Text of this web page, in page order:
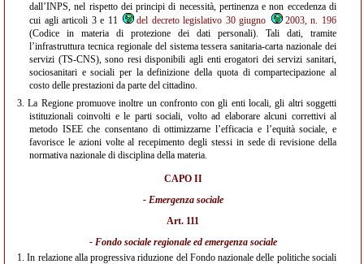
dall’INPS, nel rispetto dei principi di necessità, pertinenza e non eccedenza di
cui agli articoli 3 e 11
del decreto legislativo 30 giugno
2003, n. 196
(Codice in materia di protezione dei dati personali). Tali dati, tramite
l’infrastruttura tecnica regionale del sistema tessera sanitaria-carta nazionale dei
servizi (TS-CNS), sono resi disponibili agli enti erogatori dei servizi sanitari,
sociosanitari e sociali per la definizione della quota di compartecipazione al
costo delle prestazioni da parte del cittadino.
3. La Regione promuove inoltre un confronto con gli enti locali, gli altri soggetti
istituzionali coinvolti e le parti sociali, volto ad elaborare alcuni correttivi al
metodo ISEE che consentano di ottimizzarne l’efficacia e l’equità sociale, e
favorisce le azioni volte al recepimento degli stessi in sede di revisione della
normativa nazionale di disciplina della materia.
CAPO II
- Emergenza sociale
Art. 111
- Fondo sociale regionale ed emergenza sociale
1. In relazione alla progressiva riduzione del Fondo nazionale delle politiche sociali